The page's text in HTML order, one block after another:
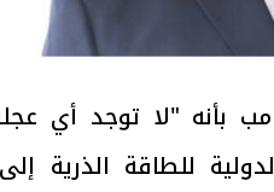
بأنه "لا توجد أي
للطاقة الذرية إلى